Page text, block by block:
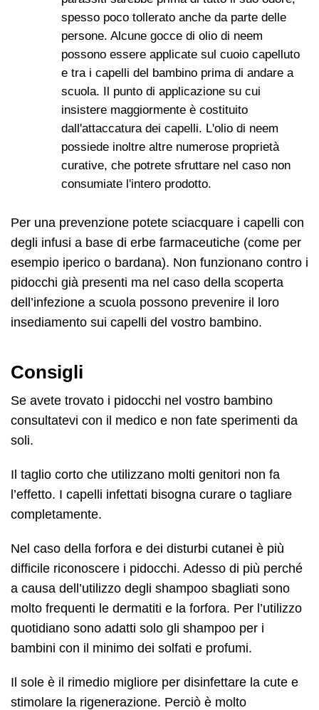
spesso poco tollerato anche da parte delle
persone. Alcune gocce di olio di neem
possono essere applicate sul cuoio capelluto
e tra i capelli del bambino prima di andare a
scuola. Il punto di applicazione su cui
insistere maggiormente è costituito
dall'attaccatura dei capelli. L'olio di neem
possiede inoltre altre numerose proprietà
curative, che potrete sfruttare nel caso non
consumiate l'intero prodotto.
Per una prevenzione potete sciacquare i capelli con
degli infusi a base di erbe farmaceutiche (come per
esempio iperico o bardana). Non funzionano contro i
pidocchi già presenti ma nel caso della scoperta
dell’infezione a scuola possono prevenire il loro
insediamento sui capelli del vostro bambino.
Consigli
Se avete trovato i pidocchi nel vostro bambino
consultatevi con il medico e non fate sperimenti da
soli.
Il taglio corto che utilizzano molti genitori non fa
l’effetto. I capelli infettati bisogna curare o tagliare
completamente.
Nel caso della forfora e dei disturbi cutanei è più
difficile riconoscere i pidocchi. Adesso di più perché
a causa dell’utilizzo degli shampoo sbagliati sono
molto frequenti le dermatiti e la forfora. Per l’utilizzo
quotidiano sono adatti solo gli shampoo per i
bambini con il minimo dei solfati e profumi.
Il sole è il rimedio migliore per disinfettare la cute e
stimolare la rigenerazione. Perciò è molto